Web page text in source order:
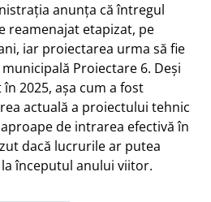
anunța că întregul
reamenajat etapizat, pe
iar proiectarea urma să fie
Proiectare 6. Deși
2025, așa cum a fost
actuală a proiectului tehnic
de intrarea efectivă în
dacă lucrurile ar putea
începutul anului viitor.